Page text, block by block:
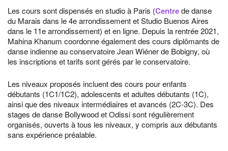
Les cours sont dispensés en studio à Paris (Centrede danse
du Marais dans le 4e arrondissement et Studio Buenos Aires
dans le 11e arrondissement) et en ligne. Depuis la rentrée 2021,
Mahina Khanum coordonne également des cours diplômants de
danse indienne au conservatoire Jean Wiéner de Bobigny, où
les inscriptions et tarifs sont gérés par le conservatoire.
Les niveaux proposés incluent des cours pour enfants
débutants (1C1/1C2), adolescents et adultes débutants (1C),
ainsi que des niveaux intermédiaires et avancés (2C-3C). Des
stages de danse Bollywood et Odissi sont régulièrement
organisés, ouverts à tous les niveaux, y compris aux débutants
sans expérience préalable.